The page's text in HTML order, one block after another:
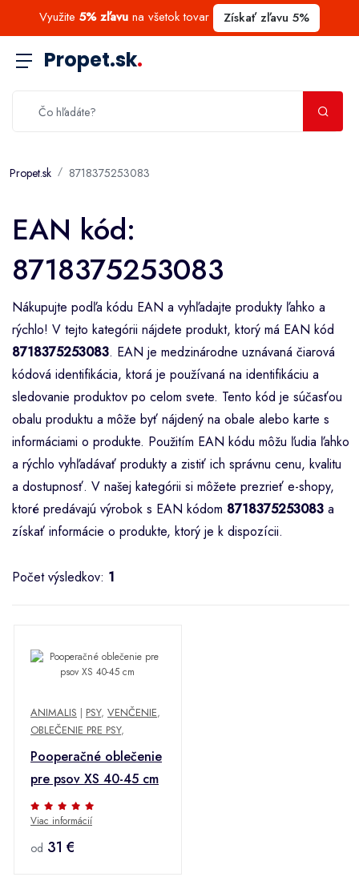
Využite 5% zľavu na všetok tovar Získať zľavu 5%
Propet.sk.
Propet.sk 8718375253083
EAN kód:
8718375253083
Nákupujte podľa kódu EAN a vyhľadajte produkty ľahko a
rýchlo! V tejto kategórii nájdete produkt, ktorý má EAN kód
8718375253083. EAN je medzinárodne uznávaná čiarová
kódová identifikácia, ktorá je používaná na identifikáciu a
sledovanie produktov po celom svete. Tento kód je súčasťou
obalu produktu a môže byť nájdený na obale alebo karte s
informáciami o produkte. Použitím EAN kódu môžu ľudia ľahko
a rýchlo vyhľadávať produkty a zistiť ich správnu cenu, kvalitu
a dostupnosť. V našej kategórii si môžete prezrieť e-shopy,
ktoré predávajú výrobok s EAN kódom 8718375253083 a
získať informácie o produkte, ktorý je k dispozícii.
Počet výsledkov: 1
ANIMALIS | PSY, VENČENIE,
OBLEČENIE PRE PSY,
Pooperačné oblečenie
pre psov XS 40-45 cm
Viac informácií
od 31 €